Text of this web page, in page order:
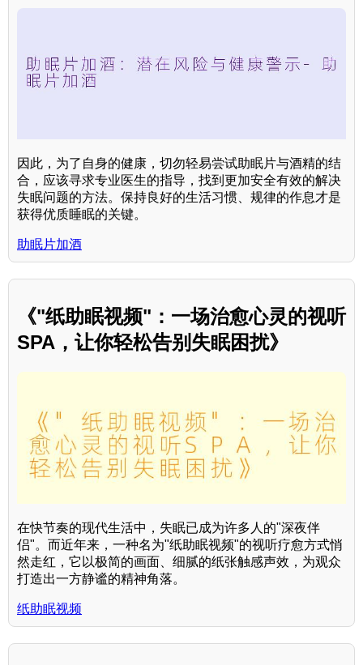
因此，为了自身的健康，切勿轻易尝试助眠片与酒精的结
合，应该寻求专业医生的指导，找到更加安全有效的解决
失眠问题的方法。保持良好的生活习惯、规律的作息才是
获得优质睡眠的关键。
助眠片加酒
《"纸助眠视频"：一场治愈心灵的视听
SPA，让你轻松告别失眠困扰》
在快节奏的现代生活中，失眠已成为许多人的"深夜伴
侣"。而近年来，一种名为"纸助眠视频"的视听疗愈方式悄
然走红，它以极简的画面、细腻的纸张触感声效，为观众
打造出一方静谧的精神角落。
纸助眠视频